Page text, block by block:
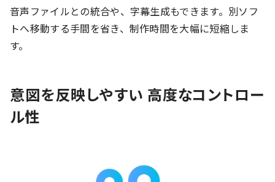
音声ファイルとの統合や、字幕生成もできます。別ソフ
トへ移動する手間を省き、制作時間を大幅に短縮しま
す。
意図を反映しやすい 高度なコントロー
ル性